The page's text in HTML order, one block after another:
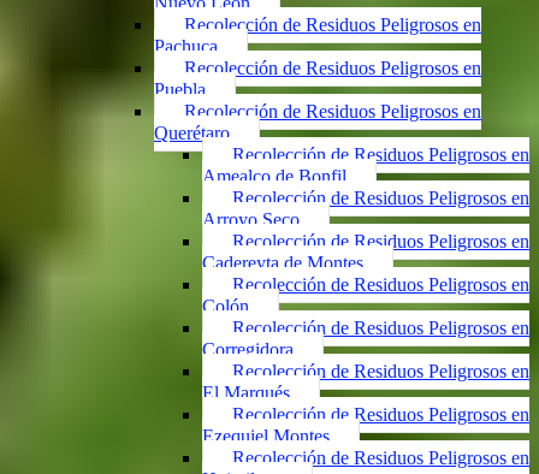
Recolección de Residuos Peligrosos en
Pachuca
Recolección de Residuos Peligrosos en
Puebla
Recolección de Residuos Peligrosos en
Querétaro
Recolección de Residuos Peligrosos en
Amealco de Bonfil
Recolección de Residuos Peligrosos en
Arroyo Seco
Recolección de Residuos Peligrosos en
Cadereyta de Montes
Recolección de Residuos Peligrosos en
Colón
Recolección de Residuos Peligrosos en
Corregidora
Recolección de Residuos Peligrosos en
El Marqués
Recolección de Residuos Peligrosos en
Ezequiel Montes
Recolección de Residuos Peligrosos en